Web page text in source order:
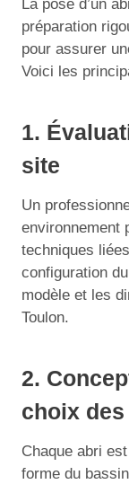
La pose d’un
préparation
pour assurer
Voici les
1.
site
Un
environnement
techniques
configuration
modèle et les
Toulon.
2.
choix
Chaque abri
forme du